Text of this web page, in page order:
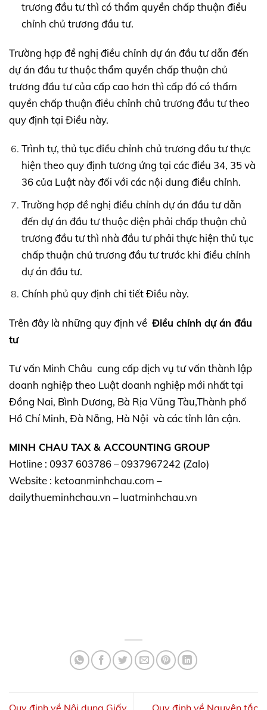
trương đầu tư thì có thẩm quyền chấp thuận điều
chỉnh chủ trương đầu tư.
Trường hợp đề nghị điều chỉnh dự án đầu tư dẫn đến
dự án đầu tư thuộc thẩm quyền chấp thuận chủ
trương đầu tư của cấp cao hơn thì cấp đó có thẩm
quyền chấp thuận điều chỉnh chủ trương đầu tư theo
quy định tại Điều này.
Trình tự, thủ tục điều chỉnh chủ trương đầu tư thực
hiện theo quy định tương ứng tại các điều 34, 35 và
36 của Luật này đối với các nội dung điều chỉnh.
Trường hợp đề nghị điều chỉnh dự án đầu tư dẫn
đến dự án đầu tư thuộc diện phải chấp thuận chủ
trương đầu tư thì nhà đầu tư phải thực hiện thủ tục
chấp thuận chủ trương đầu tư trước khi điều chỉnh
dự án đầu tư.
Chính phủ quy định chi tiết Điều này.
Trên đây là những quy định về Điều chỉnh dự án đầu
tư
Tư vấn Minh Châu cung cấp dịch vụ tư vấn thành lập
doanh nghiệp theo Luật doanh nghiệp mới nhất tại
Đồng Nai, Bình Dương, Bà Rịa Vũng Tàu,Thành phố
Hồ Chí Minh, Đà Nẵng, Hà Nội và các tỉnh lân cận.
MINH CHAU TAX & ACCOUNTING GROUP
Hotline : 0937 603786 – 0937967242 (Zalo)
Website : ketoanminhchau.com –
dailythueminhchau.vn – luatminhchau.vn